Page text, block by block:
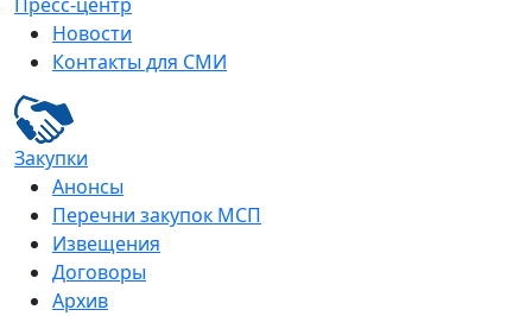
Новости
Контакты для СМИ
Закупки
Анонсы
Перечни закупок МСП
Извещения
Договоры
Архив